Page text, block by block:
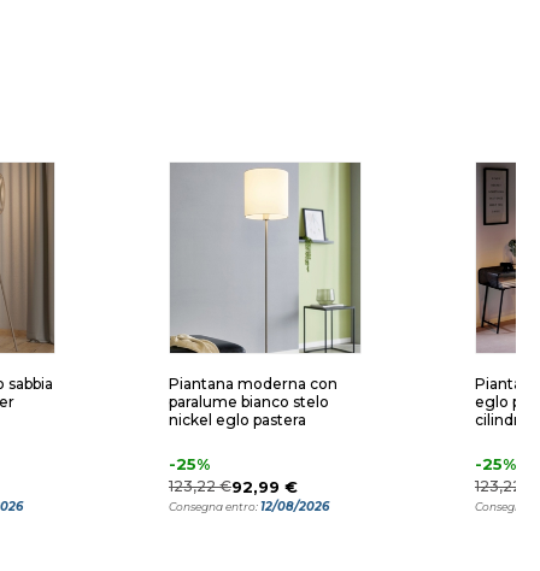
sabbia
Piantana moderna con
paralume bianco stelo
nickel eglo pastera
-25%
123,22 €92,99 €
Consegna entro:12/08/2026
eglo
cilindro
-25%
123,22 €
Consegna